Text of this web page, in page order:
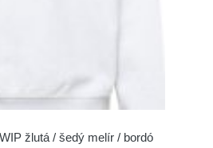
žlutá / šedý melír / bordó